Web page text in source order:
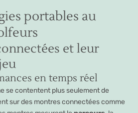
portables au
et leur
en temps réel
se contentent plus seulement de
sur des montres connectées comme